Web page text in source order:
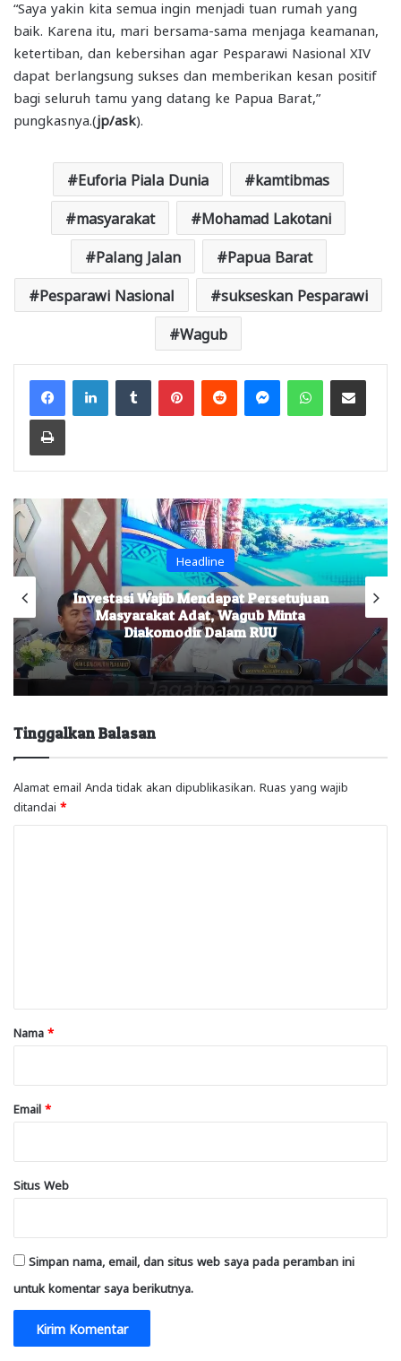
“Saya yakin kita semua ingin menjadi tuan rumah yang
baik. Karena itu, mari bersama-sama menjaga keamanan,
ketertiban, dan kebersihan agar Pesparawi Nasional XIV
dapat berlangsung sukses dan memberikan kesan positif
bagi seluruh tamu yang datang ke Papua Barat,”
pungkasnya.(jp/ask).
Euforia Piala Dunia kamtibmas
masyarakat Mohamad Lakotani
Palang Jalan Papua Barat
Pesparawi Nasional sukseskan Pesparawi
Wagub
FacebookLinkedInTumblr PinterestReddit MessengerWhatsAppShare via Email
Print
Headline
Investasi Wajib Mendapat Persetujuan
Masyarakat Adat, Wagub Minta
Diakomodir Dalam RUU
Tinggalkan Balasan
Alamat email Anda tidak akan dipublikasikan. Ruas yang wajib
ditandai *
rNama *
Email *
Situs Web
Simpan nama, email, dan situs web saya pada peramban ini
untuk komentar saya berikutnya.